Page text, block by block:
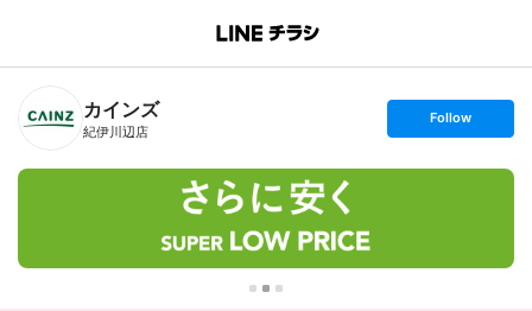
B
n
h
T
カインズ
紀伊川辺店
s
t
o
Follow